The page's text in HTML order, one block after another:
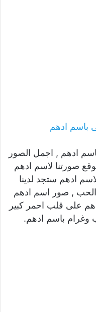
باسم ادهم
ادهم , اجمل الصور
صورتنا لاسم ادهم
ادهم ستجد لدينا
, صور اسم ادهم
على قلب احمر كبير
وغرام باسم ادهم.